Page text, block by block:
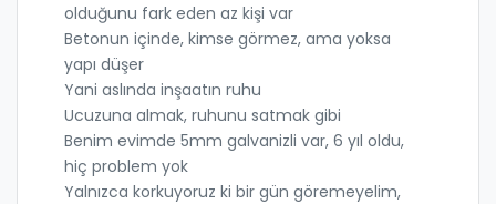
olduğunu fark eden az kişi var
Betonun içinde, kimse görmez, ama yoksa
yapı düşer
Yani aslında inşaatın ruhu
Ucuzuna almak, ruhunu satmak gibi
Benim evimde 5mm galvanizli var, 6 yıl oldu,
hiç problem yok
Yalnızca korkuyoruz ki bir gün göremeyelim,